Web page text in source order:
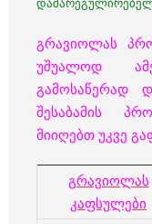
გრავიოლას
უშუალოდ
გამოსაწერად
შესაბამის
მიიღებთ უკვე
გრავიოლას
კაფსულები